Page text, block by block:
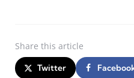
Share this article
Twitter